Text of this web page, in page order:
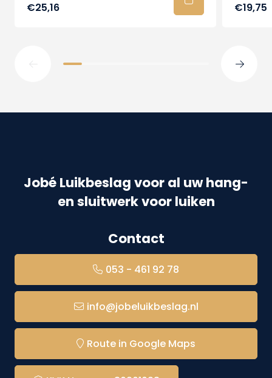
€25,16 €19,75
Jobé Luikbeslag voor al uw hang-
en sluitwerk voor luiken
Contact
053 - 461 92 78
info@jobeluikbeslag.nl
Route in Google Maps